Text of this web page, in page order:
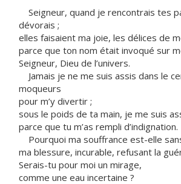
Seigneur, quand je rencontrais tes
dévorais ;
elles faisaient ma joie, les délices de
parce que ton nom était invoqué sur
Seigneur, Dieu de l’univers.
Jamais je ne me suis assis dans le
moqueurs
pour m’y divertir ;
sous le poids de ta main, je me suis
parce que tu m’as rempli d’indignation.
Pourquoi ma souffrance est-elle
ma blessure, incurable, refusant la
Serais-tu pour moi un mirage,
comme une eau incertaine ?